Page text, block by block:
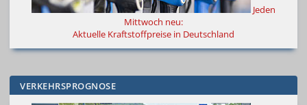
Jeden
Mittwoch neu:
Aktuelle Kraftstoffpreise in Deutschland
VERKEHRSPROGNOSE